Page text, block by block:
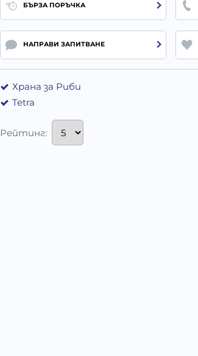
БЪРЗА ПОРЪЧКА
НАПРАВИ ЗАПИТВАНЕ
Храна за Риби
Tetra
Рейтинг: